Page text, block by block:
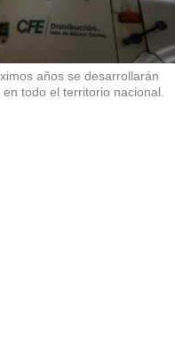
años se desarrollarán
todo el territorio nacional.